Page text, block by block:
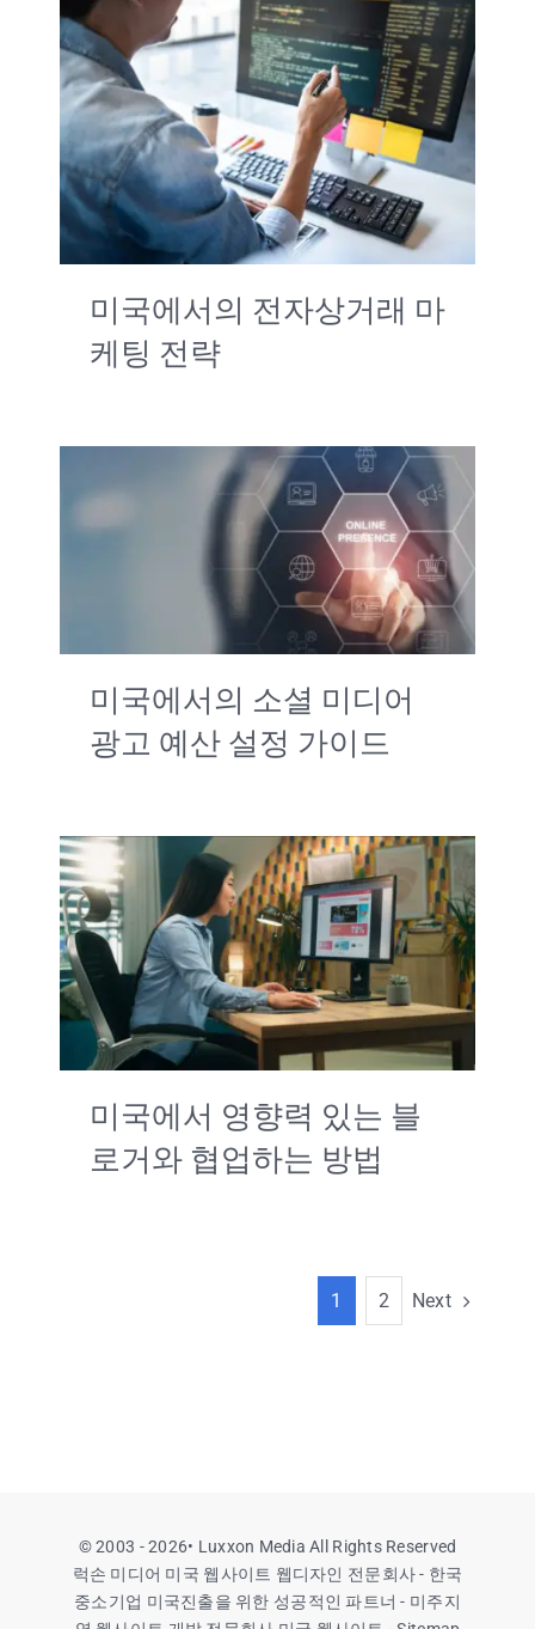
미국에서의 전자상거래 마
케팅 전략
미국에서의 소셜 미디어
광고 예산 설정 가이드
미국에서 영향력 있는 블
로거와 협업하는 방법
1 2 Next
© 2003 - 2026• Luxxon Media All Rights Reserved
럭손 미디어 미국 웹사이트 웹디자인 전문회사 - 한국
중소기업 미국진출을 위한 성공적인 파트너 - 미주지